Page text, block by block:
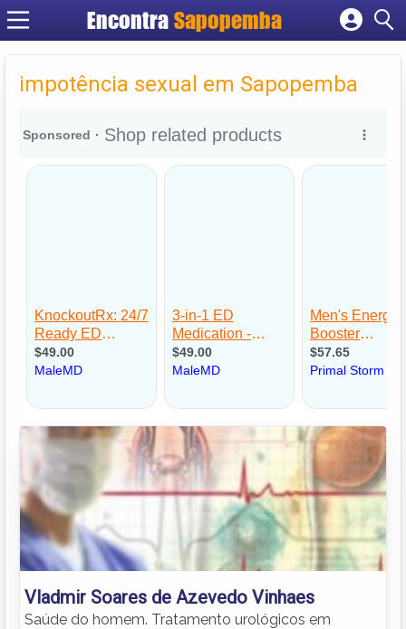
Encontra Sapopemba
Cadastrar empresa
Criar conta
impotência sexual em Sapopemba
Vladmir Soares de Azevedo Vinhaes
Saúde do homem. Tratamento urológicos em